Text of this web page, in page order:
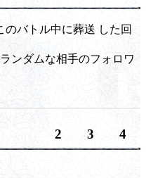
のバトル中に葬送 した回
ンダムな相手のフォロワ
2 3 4